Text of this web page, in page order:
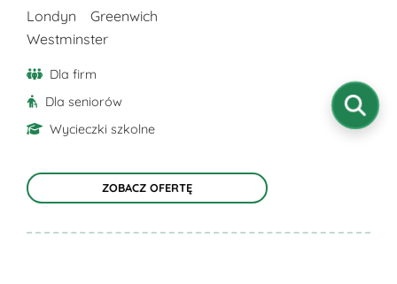
produktu
Londyn
Greenwich
Westminster
Dla firm
Dla seniorów
Wycieczki szkolne
ZOBACZ OFERTĘ